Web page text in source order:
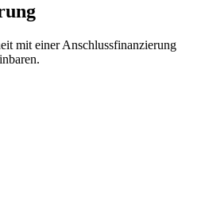
mit einer Anschlussfinanzierung